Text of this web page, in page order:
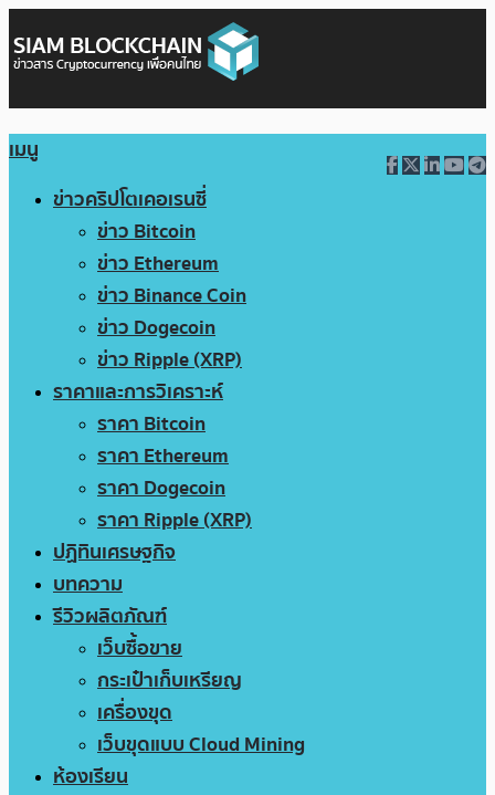
เมนู
ข่าวคริปโตเคอเรนซี่
ข่าว Bitcoin
ข่าว Ethereum
ข่าว Binance Coin
ข่าว Dogecoin
ข่าว Ripple (XRP)
ราคาและการวิเคราะห์
ราคา Bitcoin
ราคา Ethereum
ราคา Dogecoin
ราคา Ripple (XRP)
ปฏิทินเศรษฐกิจ
บทความ
รีวิวผลิตภัณฑ์
เว็บซื้อขาย
กระเป๋าเก็บเหรียญ
เครื่องขุด
เว็บขุดแบบ Cloud Mining
ห้องเรียน